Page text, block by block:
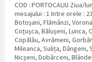
COD : PORTOCALIU Ziua/
mesajului : 1 Intre orele :
Botoșani, Flămânzi,
Coțușca, Bălușeni, Lunca,
Copălău, Avrămeni,
Mileanca, Sulița, Dângeni,
Nicșeni, Dobârceni,